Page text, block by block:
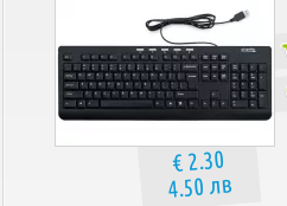
€ 2.30
4.50 лв